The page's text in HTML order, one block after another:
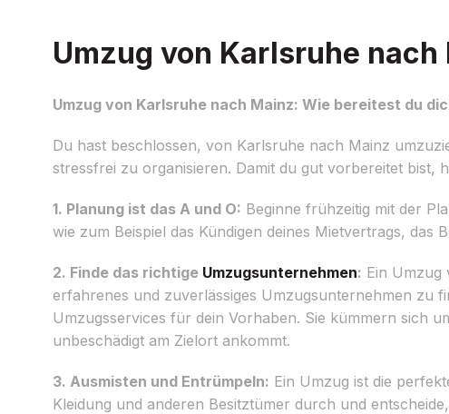
Umzug von Karlsruhe
Umzug von Karlsruhe nach Mainz: Wie bereitest du
Du hast beschlossen, von Karlsruhe nach Mainz
stressfrei zu organisieren. Damit du gut vorbereitet bist,
1. Planung ist das A und O: Beginne frühzeitig mit der
wie zum Beispiel das Kündigen deines Mietvertrags, das
2. Finde das richtige Umzugsunternehmen: Ein Umzug
erfahrenes und zuverlässiges Umzugsunternehmen zu
Umzugsservices für dein Vorhaben. Sie kümmern sich
unbeschädigt am Zielort ankommt.
3. Ausmisten und Entrümpeln: Ein Umzug ist die
Kleidung und anderen Besitztümer durch und